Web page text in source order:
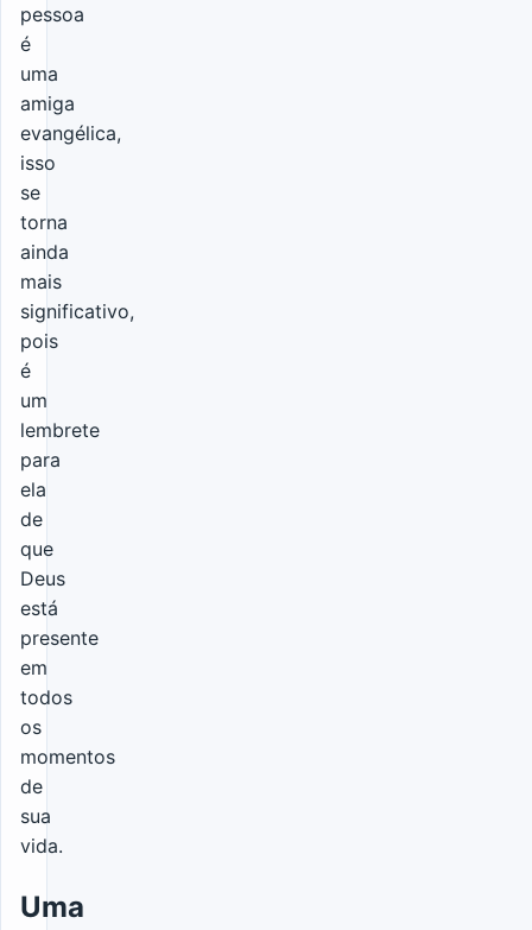
pessoa
é
uma
amiga
evangélica,
isso
se
torna
ainda
mais
significativo,
pois
é
um
lembrete
para
ela
de
que
Deus
está
presente
em
todos
os
momentos
de
sua
vida.
Uma